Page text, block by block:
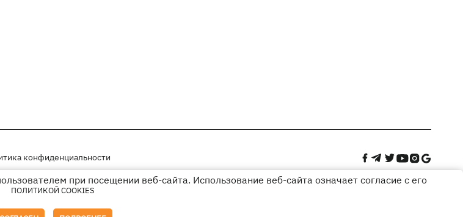
конфиденциальности
при посещении веб-сайта. Использование веб-сайта означает согласие с его
ПОЛИТИКОЙ COOKIES